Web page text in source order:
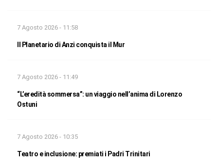
7 Agosto 2026 - 11:58
Il Planetario di Anzi conquista il Mur
7 Agosto 2026 - 11:49
“L’eredità sommersa”: un viaggio nell’anima di Lorenzo
Ostuni
7 Agosto 2026 - 10:35
Teatro e inclusione: premiati i Padri Trinitari